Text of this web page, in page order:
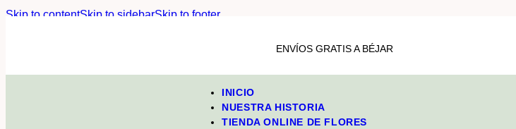
Skip to contentSkip to sidebarSkip to footer
ENVÍOS GRATIS A BÉJAR
INICIO
NUESTRA HISTORIA
TIENDA ONLINE DE FLORES